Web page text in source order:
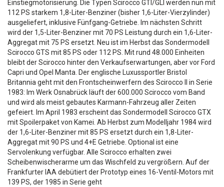
Einstiegmotorisierung. Die Typen Scirocco GTI/GLI werden nun mit
112 PS starkem 1,8-Liter-Benziner (bisher 1,6-Liter-Vierzylinder)
ausgeliefert, inklusive Fünfgang-Getriebe. Im nächsten Schritt
wird der 1,5-Liter-Benziner mit 70 PS Leistung durch ein 1,6-Liter-
Aggregat mit 75 PS ersetzt. Neu ist im Herbst das Sondermodell
Scirocco GTS mit 85 PS oder 112 PS. Mit rund 48.000 Einheiten
bleibt der Scirocco hinter den Verkaufserwartungen, aber vor Ford
Capri und Opel Manta. Der englische Luxussportler Bristol
Britannia geht mit den Frontscheinwerfern des Scirocco II in Serie
1983: Im Werk Osnabrück läuft der 600.000 Scirocco vom Band
und wird als meist gebautes Karmann-Fahrzeug aller Zeiten
gefeiert. Im April 1983 erscheint das Sondermodell Scirocco GTX
mit Spoilerpaket von Kamei. Ab Herbst zum Modelljahr 1984 wird
der 1,6-Liter-Benziner mit 85 PS ersetzt durch ein 1,8-Liter-
Aggregat mit 90 PS und 4+E Getriebe. Optional ist eine
Servolenkung verfügbar. Alle Scirocco erhalten zwei
Scheibenwischerarme um das Wischfeld zu vergrößern. Auf der
Frankfurter IAA debütiert der Prototyp eines 16-Ventil-Motors mit
139 PS, der 1985 in Serie geht